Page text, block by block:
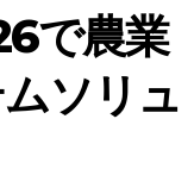
で農業
ソリュ